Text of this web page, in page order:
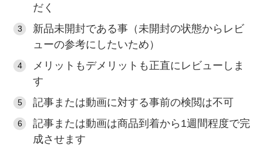
だく
新品未開封である事（未開封の状態からレビ
ューの参考にしたいため）
メリットもデメリットも正直にレビューしま
す
記事または動画に対する事前の検閲は不可
記事または動画は商品到着から1週間程度で完
成させます